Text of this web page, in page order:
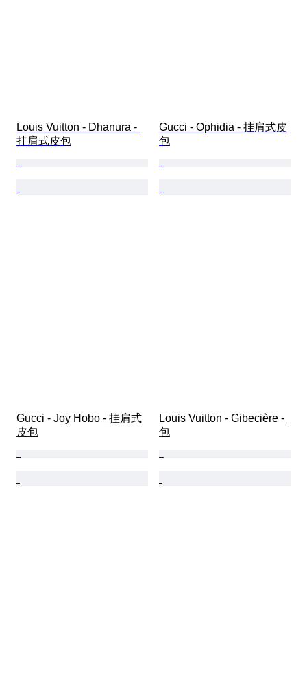
Louis Vuitton - Dhanura -
挂肩式皮包
Gucci - Ophidia - 挂肩式皮
包
Gucci - Joy Hobo - 挂肩式
皮包
Louis Vuitton - Gibecière -
包